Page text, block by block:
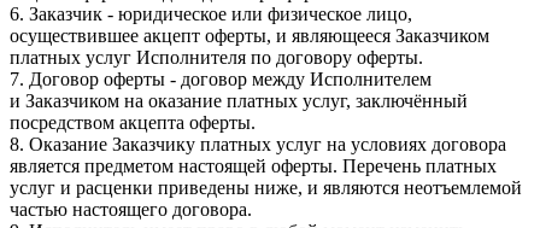
6. Заказчик - юридическое или физическое лицо,
осуществившее акцепт оферты, и являющееся Заказчиком
платных услуг Исполнителя по договору оферты.
7. Договор оферты - договор между Исполнителем
и Заказчиком на оказание платных услуг, заключённый
посредством акцепта оферты.
8. Оказание Заказчику платных услуг на условиях договора
является предметом настоящей оферты. Перечень платных
услуг и расценки приведены ниже, и являются неотъемлемой
частью настоящего договора.